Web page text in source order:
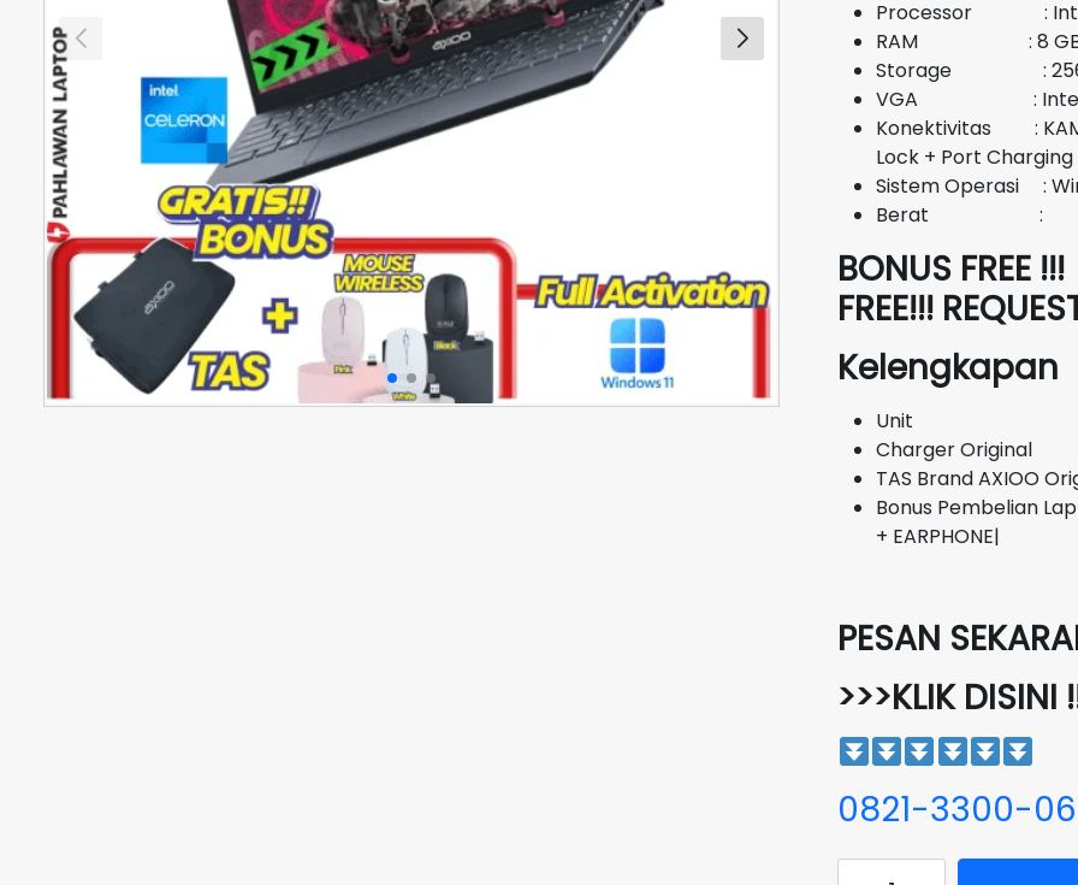
Processor : Intel
RAM : 8
Storage : 256
VGA : Intel
Konektivitas :
Lock + Port Charging
Sistem Operasi :
Berat :
BONUS
FREE!!!
Kelengkapan
Unit
Charger Original
TAS Brand AXIOO
Bonus Pembelian
+ EARPHONE|
PESAN
>>>KLIK DISINI
0821-3300-